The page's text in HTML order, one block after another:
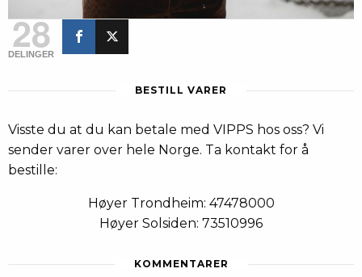
28
DELINGER
BESTILL VARER
Visste du at du kan betale med VIPPS hos oss? Vi
sender varer over hele Norge. Ta kontakt for å
bestille:
Høyer Trondheim: 47478000
Høyer Solsiden: 73510996
KOMMENTARER